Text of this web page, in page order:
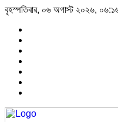
বৃহস্পতিবার, ০৬ অগাস্ট ২০২৬,